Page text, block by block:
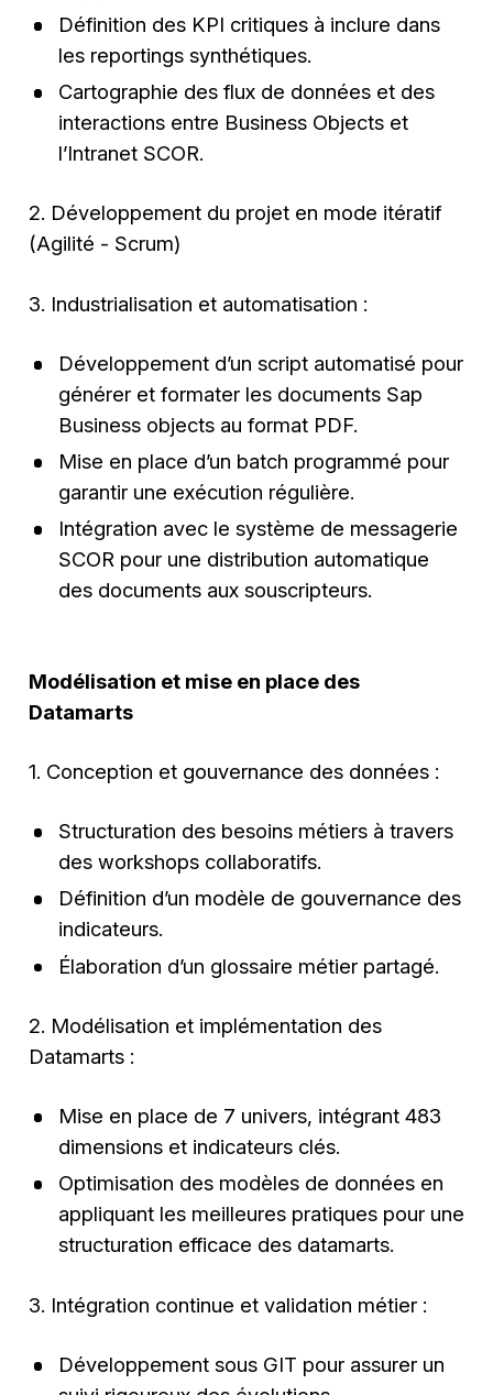
Définition des KPI critiques à inclure dans
les reportings synthétiques.
Cartographie des flux de données et des
interactions entre Business Objects et
l’Intranet SCOR.
2. Développement du projet en mode itératif
(Agilité - Scrum)
3. Industrialisation et automatisation :
Développement d’un script automatisé pour
générer et formater les documents Sap
Business objects au format PDF.
Mise en place d’un batch programmé pour
garantir une exécution régulière.
Intégration avec le système de messagerie
SCOR pour une distribution automatique
des documents aux souscripteurs.
Modélisation et mise en place des
Datamarts
1. Conception et gouvernance des données :
Structuration des besoins métiers à travers
des workshops collaboratifs.
Définition d’un modèle de gouvernance des
indicateurs.
Élaboration d’un glossaire métier partagé.
2. Modélisation et implémentation des
Datamarts :
Mise en place de 7 univers, intégrant 483
dimensions et indicateurs clés.
Optimisation des modèles de données en
appliquant les meilleures pratiques pour une
structuration efficace des datamarts.
3. Intégration continue et validation métier :
Développement sous GIT pour assurer un